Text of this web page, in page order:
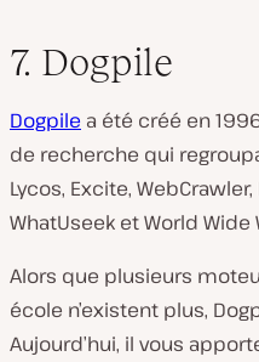
7. Dogpile
Dogpile a été créé en
de recherche qui
Lycos, Excite,
WhatUseek et World Wide
Alors que plusieurs
école n’existent plus,
Aujourd’hui, il vous